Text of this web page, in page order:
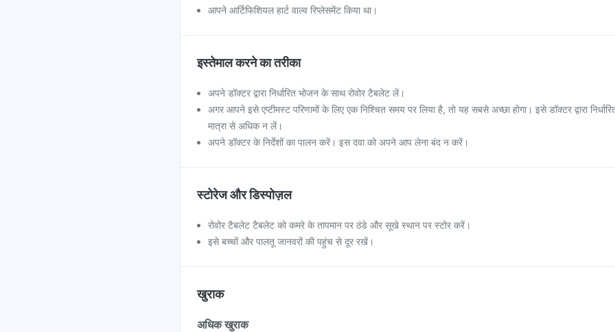
आपने आर्टिफिशियल हार्ट वाल्व रिप्लेसमेंट किया था।
इस्तेमाल करने का तरीका
अपने डॉक्टर द्वारा निर्धारित भोजन के साथ रोवोर टैबलेट लें।
अगर आपने इसे एप्टीमस्ट परिणामों के लिए एक निश्चित समय पर लिया है, तो यह सबसे अच्छा होगा। इसे डॉक्टर द्वारा
मात्रा से अधिक न लें।
अपने डॉक्टर के निर्देशों का पालन करें। इस दवा को अपने आप लेना बंद न करें।
स्टोरेज और डिस्पोज़ल
रोवोर टैबलेट टैबलेट को कमरे के तापमान पर ठंडे और सूखे स्थान पर स्टोर करें।
इसे बच्चों और पालतू जानवरों की पहुंच से दूर रखें।
खुराक
अधिक खुराक